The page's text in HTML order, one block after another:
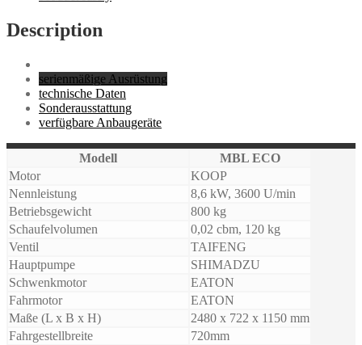
Description
serienmäßige Ausrüstung
technische Daten
Sonderausstattung
verfügbare Anbaugeräte
Modell
MBL ECO
Motor
KOOP
Nennleistung
8,6 kW, 3600 U/min
Betriebsgewicht
800 kg
Schaufelvolumen
0,02 cbm, 120 kg
Ventil
TAIFENG
Hauptpumpe
SHIMADZU
Schwenkmotor
EATON
Fahrmotor
EATON
Maße (L x B x H)
2480 x 722 x 1150 mm
Fahrgestellbreite
720mm